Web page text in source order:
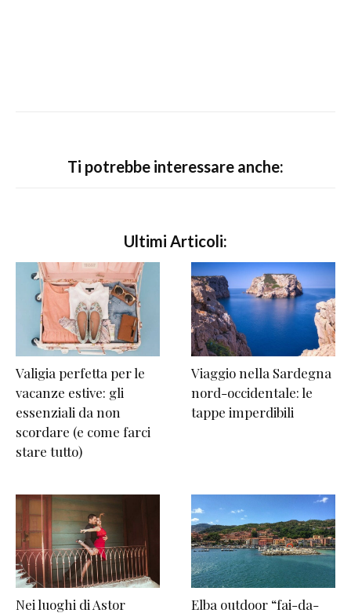
Ti potrebbe interessare anche:
Ultimi Articoli:
Valigia perfetta per le
vacanze estive: gli
essenziali da non
scordare (e come farci
stare tutto)
Viaggio nella Sardegna
nord-occidentale: le
tappe imperdibili
Nei luoghi di Astor Elba outdoor “fai-da-